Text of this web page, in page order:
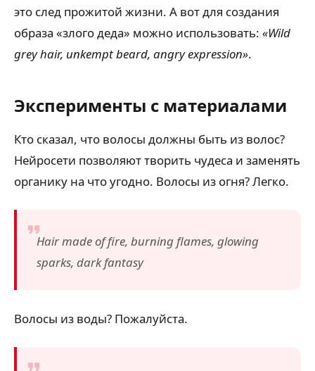
это след прожитой жизни. А вот для создания
образа «злого деда» можно использовать: «Wild
grey hair, unkempt beard, angry expression».
Эксперименты с материалами
Кто сказал, что волосы должны быть из волос?
Нейросети позволяют творить чудеса и заменять
органику на что угодно. Волосы из огня? Легко.
Hair made of fire, burning flames, glowing
sparks, dark fantasy
Волосы из воды? Пожалуйста.